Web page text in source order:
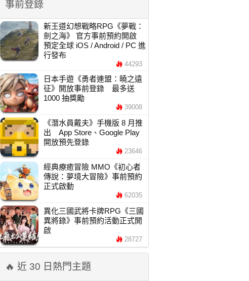
事前登錄
新王道幻想戰略RPG《夢戰：
劍之海》 官方事前預約開啟
預定全球 iOS / Android / PC 進
行發布
44293
日本手遊《勇者連盟：曉之遠
征》開放事前登錄 最多送
1000 抽獎勵
39008
《潛水員戴夫》手機版 8 月推
出 App Store、Google Play
開放預先登錄
23646
經典療癒冒險 MMO《初心者
傳說：夢境大冒險》事前預約
正式啟動
62035
異化三國武將卡牌RPG《三國
異將錄》事前預約活動正式開
啟
28727
🔥 近 30 日熱門主題